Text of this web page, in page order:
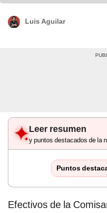
Luis Aguilar
Leer resumen
y puntos destacados de la
Puntos
Efectivos de la